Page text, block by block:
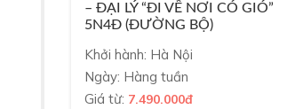
– ĐẠI LÝ “ĐI VỀ NƠI CÓ GIÓ”
5N4Đ (ĐƯỜNG BỘ)
Khởi hành: Hà Nội
Ngày: Hàng tuần
Giá từ: 7.490.000đ